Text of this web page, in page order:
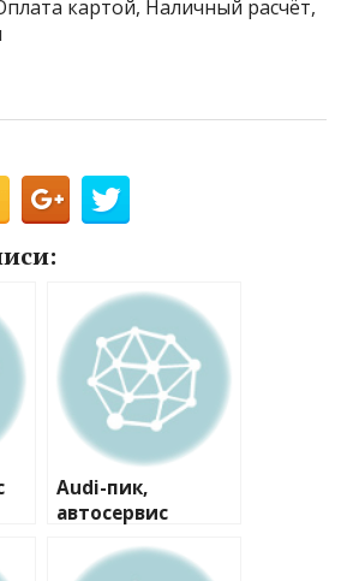
картой, Наличный расчёт,
Audi-пик,
автосервис